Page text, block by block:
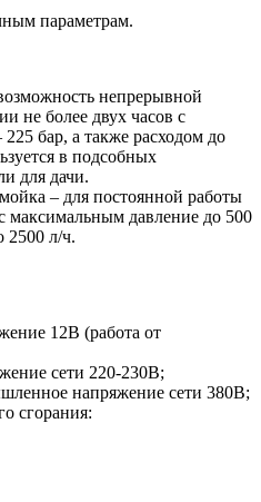
параметрам.
непрерывной
не более двух часов с
бар, а также расходом до
в подсобных
для дачи.
– для постоянной работы
максимальным давление до 500
2500 л/ч.
12В (работа от
сети 220-230В;
напряжение сети 380В;
сгорания: